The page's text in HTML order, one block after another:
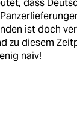
dass
ist doch
zu diesem
naiv!